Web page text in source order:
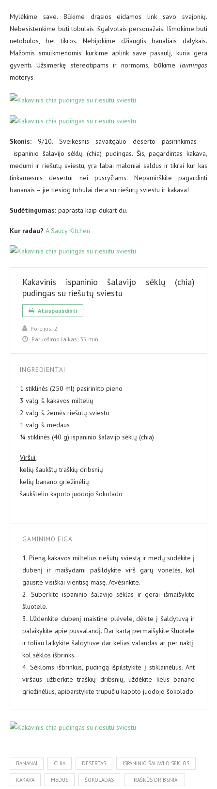
Mylėkime save. Būkime drąsios eidamos link savo svajonių.
Nebesistenkime būti tobulais išgalvotais personažais. Išmokime būti
netobulos, bet tikros. Nebijokime džiaugtis banaliais dalykais.
Mažomis smulkmenomis kurkime aplink save pasaulį, kuria gera
gyventi. Užsimerkę stereotipams ir normoms, būkime laimingos
moterys.
Skonis: 9/10. Sveikesnis savaitgalio deserto pasirinkimas –
ispaninio šalavijo sėklų (chia) pudingas. Šis, pagardintas kakava,
medumi ir riešutų sviestu, yra labai maloniai saldus ir tikrai kur kas
tinkamesnis desertui nei pusryčiams. Nepamirškite pagardinti
bananais – jie tiesiog tobulai dera su riešutų sviestu ir kakava!
Sudėtingumas: paprasta kaip dukart du.
Kur radau? A Saucy Kitchen
Kakavinis ispaninio šalavijo sėklų (chia)
pudingas su riešutų sviestu
Atsispausdinti
Porcijos: 2
Paruošimo laikas: 35 min.
INGREDIENTAI
1 stiklinės (250 ml) pasirinkto pieno
3 valg. š. kakavos miltelių
2 valg. š. žemės riešutų sviesto
1 valg. š. medaus
¼ stiklinės (40 g) ispaninio šalavijo sėklų (chia)
Viršui:
kelių šaukštų traškių dribsnių
kelių banano griežinėlių
šaukštelio kapoto juodojo šokolado
GAMINIMO EIGA
1. Pieną, kakavos miltelius riešutų sviestą ir medų sudėkite į
dubenį ir maišydami pašildykite virš garų vonelės, kol
gausite visiškai vientisą masę. Atvėsinkite.
2. Suberkite ispaninio šalavijo sėklas ir gerai išmaišykite
šluotele.
3. Uždenkite dubenį maistine plėvele, dėkite į šaldytuvą ir
palaikykite apie pusvalandį. Dar kartą permaišykite šluotele
ir toliau laikykite šaldytuve dar kelias valandas ar per naktį,
kol sėklos išbrinks.
4. Sėkloms išbrinkus, pudingą išpilstykite į stiklainėlius. Ant
viršaus užberkite traškių dribsnių, uždėkite kelis banano
griežinėlius, apibarstykite trupučiu kapoto juodojo šokolado.
BANANAI CHIA DESERTAS ISPANINIO ŠALAVIJO SĖKLOS
KAKAVA MEDUS ŠOKOLADAS TRAŠKŪS DRIBSNIAI